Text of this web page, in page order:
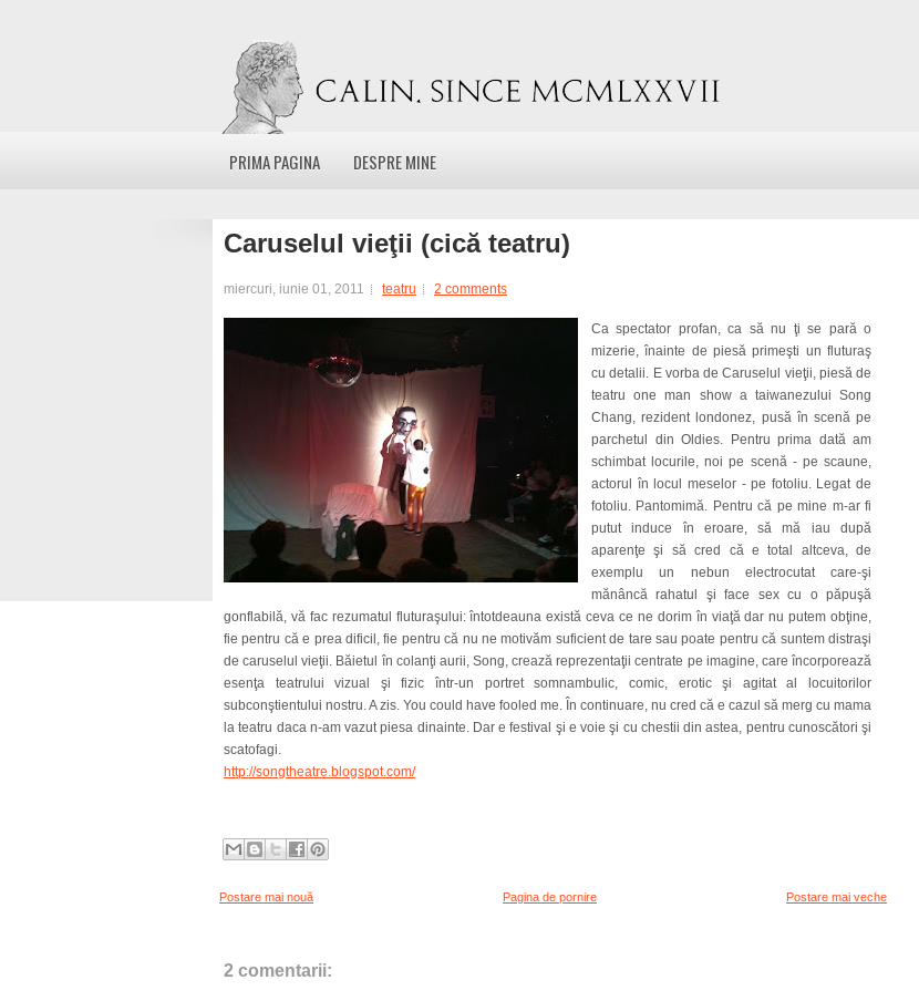
PRIMA PAGINA DESPRE MINE
Caruselul vieţii (cică teatru)
miercuri, iunie 01, 2011 teatru 2 comments
Ca spectator profan, ca să nu ţi se pară o
mizerie, înainte de piesă primeşti un fluturaş
cu detalii. E vorba de Caruselul vieţii, piesă de
teatru one man show a taiwanezului Song
Chang, rezident londonez, pusă în scenă pe
parchetul din Oldies. Pentru prima dată am
schimbat locurile, noi pe scenă - pe scaune,
actorul în locul meselor - pe fotoliu. Legat de
fotoliu. Pantomimă. Pentru că pe mine m-ar fi
putut induce în eroare, să mă iau după
aparenţe şi să cred că e total altceva, de
exemplu un nebun electrocutat care-şi
mănâncă rahatul şi face sex cu o păpuşă
gonflabilă, vă fac rezumatul fluturaşului: întotdeauna există ceva ce ne dorim în viaţă dar nu putem obţine,
fie pentru că e prea dificil, fie pentru că nu ne motivăm suficient de tare sau poate pentru că suntem distraşi
de caruselul vieţii. Băietul în colanţi aurii, Song, crează reprezentaţii centrate pe imagine, care încorporează
esenţa teatrului vizual şi fizic într-un portret somnambulic, comic, erotic şi agitat al locuitorilor
subconştientului nostru. A zis. You could have fooled me. În continuare, nu cred că e cazul să merg cu mama
la teatru daca n-am vazut piesa dinainte. Dar e festival şi e voie şi cu chestii din astea, pentru cunoscători şi
scatofagi.
http://songtheatre.blogspot.com/
Postare mai nouă Postare mai veche
Pagina de pornire
2 comentarii: